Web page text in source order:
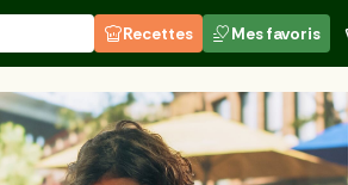
Recettes Mes favoris